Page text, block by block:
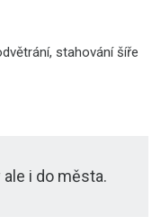
stahování šíře
i do města.